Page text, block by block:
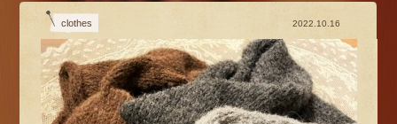
clothes 2022.10.16